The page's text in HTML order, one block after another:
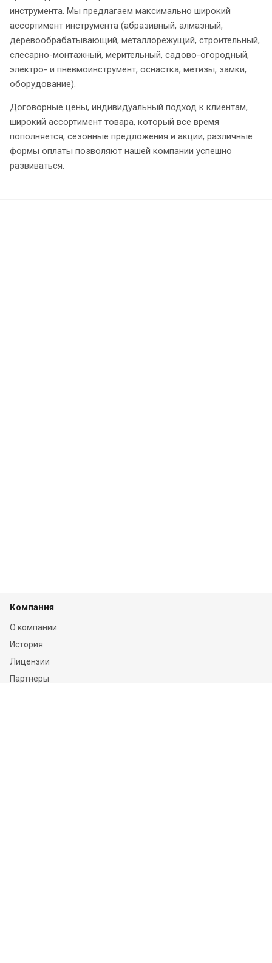
инструмента. Мы предлагаем максимально широкий
ассортимент инструмента (абразивный, алмазный,
деревообрабатывающий, металлорежущий, строительный,
слесарно-монтажный, мерительный, садово-огородный,
электро- и пневмоинструмент, оснастка, метизы, замки,
оборудование).
Договорные цены, индивидуальный подход к клиентам,
широкий ассортимент товара, который все время
пополняется, сезонные предложения и акции, различные
формы оплаты позволяют нашей компании успешно
развиваться.
Компания
О компании
История
Лицензии
Партнеры